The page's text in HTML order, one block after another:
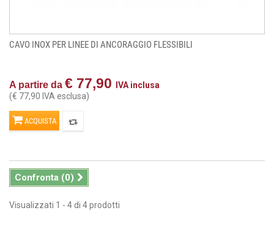
CAVO INOX PER LINEE DI ANCORAGGIO FLESSIBILI
A partire da € 77,90
IVA inclusa
(€ 77,90 IVA esclusa)
ACQUISTA
Confronta (0)
Visualizzati 1 - 4 di 4 prodotti